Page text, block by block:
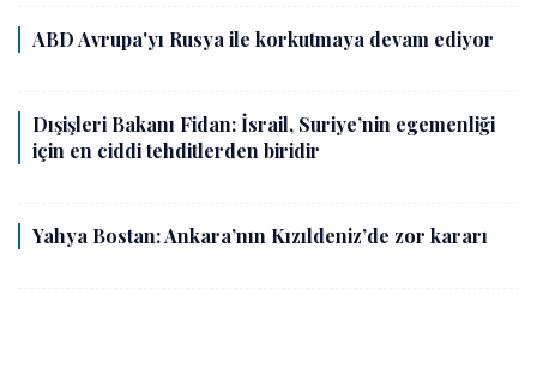
ABD Avrupa'yı Rusya ile korkutmaya devam ediyor
Dışişleri Bakanı Fidan: İsrail, Suriye’nin egemenliği
için en ciddi tehditlerden biridir
Yahya Bostan: Ankara’nın Kızıldeniz’de zor kararı